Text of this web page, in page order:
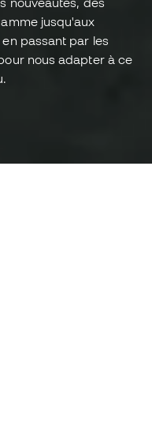
jusqu'aux
passant par les
nous adapter à ce